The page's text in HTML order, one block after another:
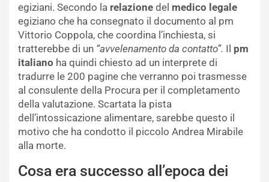
egiziani. Secondo la relazione del medico legale
egiziano che ha consegnato il documento al pm
Vittorio Coppola, che coordina l’inchiesta, si
tratterebbe di un “avvelenamento da contatto”. Il pm
italiano ha quindi chiesto ad un interprete di
tradurre le 200 pagine che verranno poi trasmesse
al consulente della Procura per il completamento
della valutazione. Scartata la pista
dell’intossicazione alimentare, sarebbe questo il
motivo che ha condotto il piccolo Andrea Mirabile
alla morte.
Cosa era successo all’epoca dei